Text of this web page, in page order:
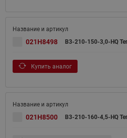
021H8498 B3-210-150-3,0-HQ
Купить аналог
021H8500 B3-210-160-4,5-HQ